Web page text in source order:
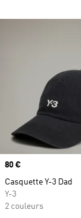
Prix
80 €
Casquette Y-3 Dad
Y-3
2 couleurs